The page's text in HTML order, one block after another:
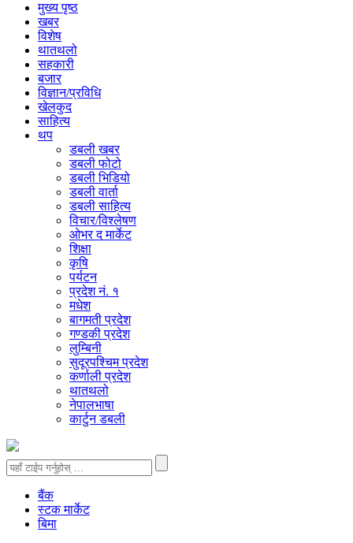
मुख्य पृष्ठ
खबर
विशेष
थातथलो
सहकारी
बजार
विज्ञान/प्रविधि
खेलकुद
साहित्य
थप
डबली खबर
डबली फोटो
डबली भिडियो
डबली वार्ता
डबली साहित्य
विचार/विश्‍लेषण
ओभर द मार्केट
शिक्षा
कृषि
पर्यटन
प्रदेश नं. १
मधेश
बागमती प्रदेश
गण्डकी प्रदेश
लुम्बिनी
सुदूरपश्चिम प्रदेश
कर्णाली प्रदेश
थातथलो
नेपालभाषा
कार्टुन डबली
बैंक
स्टक मार्केट
बिमा